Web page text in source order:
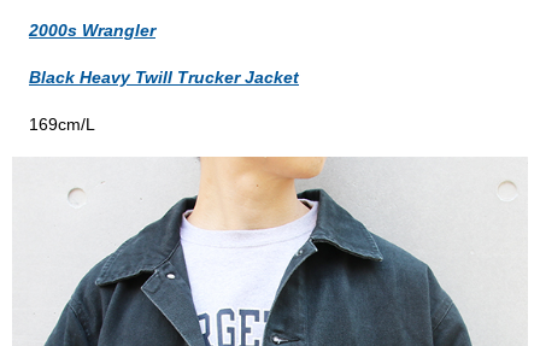
2000s Wrangler
Black Heavy Twill Trucker Jacket
169cm/L